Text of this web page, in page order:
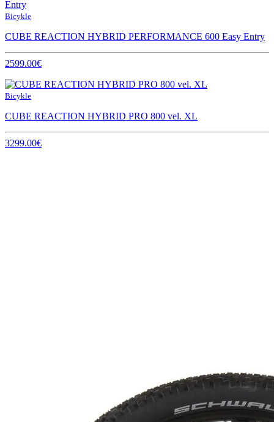
Bicykle
CUBE REACTION HYBRID PERFORMANCE 600 Easy Entry
2599.00€
Bicykle
CUBE REACTION HYBRID PRO 800 vel. XL
3299.00€